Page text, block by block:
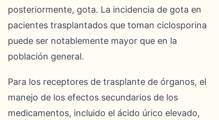
posteriormente, gota. La incidencia de gota en
pacientes trasplantados que toman ciclosporina
puede ser notablemente mayor que en la
población general.
Para los receptores de trasplante de órganos, el
manejo de los efectos secundarios de los
medicamentos, incluido el ácido úrico elevado,